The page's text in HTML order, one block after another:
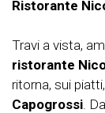
Ristorante
Travi a vista,
ristorante
ritorna, sui
Capogrossi .